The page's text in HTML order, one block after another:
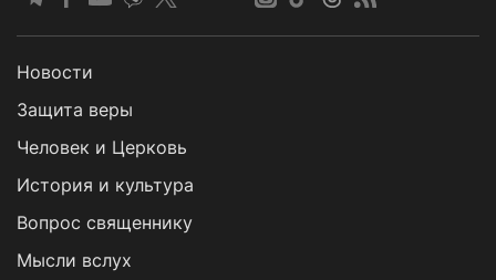
Новости
Защита веры
Человек и Церковь
История и культура
Вопрос священнику
Мысли вслух